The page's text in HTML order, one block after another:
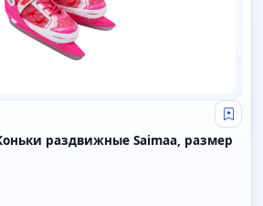
Свой
раздвижные Saimaa, размер